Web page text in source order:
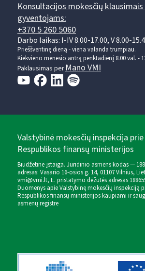
Konsultacijos mokesčių
gyventojams:
+370 5 260 5060
Darbo laikas: I-IV 8.00-17.00, V 8.00-
Prieššventinę dieną - viena valanda trumpiau.
Kiekvieno mėnesio antrą penktadienį 8.00 val. -
Paklausimas perMano VMI
Valstybinė mokesčių inspekcija
Respublikos finansų ministerijos
Biudžetinė įstaiga. Juridinio asmens kodas —
adresas: Vasario 16-osios g. 14, 01107 Vilnius,
vmi@vmi.lt, E. pristatymo dėžutės adresas
Duomenys apie Valstybinę mokesčių inspekciją
Respublikos finansų ministerijos kaupiami ir
asmenų registre